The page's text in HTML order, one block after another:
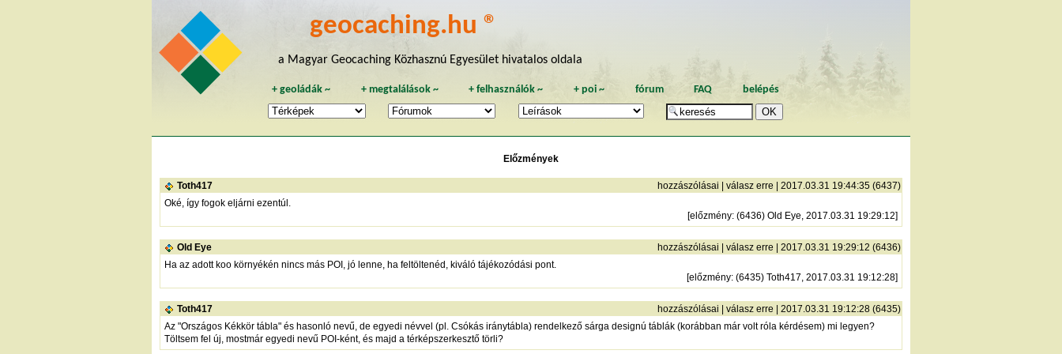
geocaching.hu ®
a Magyar Geocaching Közhasznú Egyesület hivatalos oldala
+geoládák ~ + megtalálások~ +felhasználók ~ + poi~ fórum FAQ belépés
Előzmények
Toth417 hozzászólásai válasz erre | 2017.03.31 19:44:35 (6437)
Oké, így fogok eljárni ezentúl.
[előzmény: (6436) Old Eye, 2017.03.31 19:29:12]
Old Eye hozzászólásai válasz erre | 2017.03.31 19:29:12 (6436)
Ha az adott koo környékén nincs más POI, jó lenne, ha feltöltenéd, kiváló tájékozódási pont.
[előzmény: (6435) Toth417, 2017.03.31 19:12:28]
Toth417 hozzászólásai válasz erre | 2017.03.31 19:12:28 (6435)
Az "Országos Kékkör tábla" és hasonló nevű, de egyedi névvel (pl. Csókás iránytábla) rendelkező sárga designú táblák (korábban már volt róla kérdésem) mi legyen?
Töltsem fel új, mostmár egyedi nevű POI-ként, és majd a térképszerkesztő törli?